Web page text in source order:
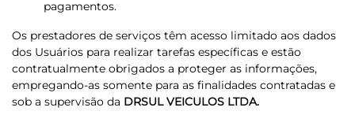
pagamentos.
Os prestadores de serviços têm acesso limitado aos dados
dos Usuários para realizar tarefas específicas e estão
contratualmente obrigados a proteger as informações,
empregando-as somente para as finalidades contratadas e
sob a supervisão da DRSUL VEICULOS LTDA.